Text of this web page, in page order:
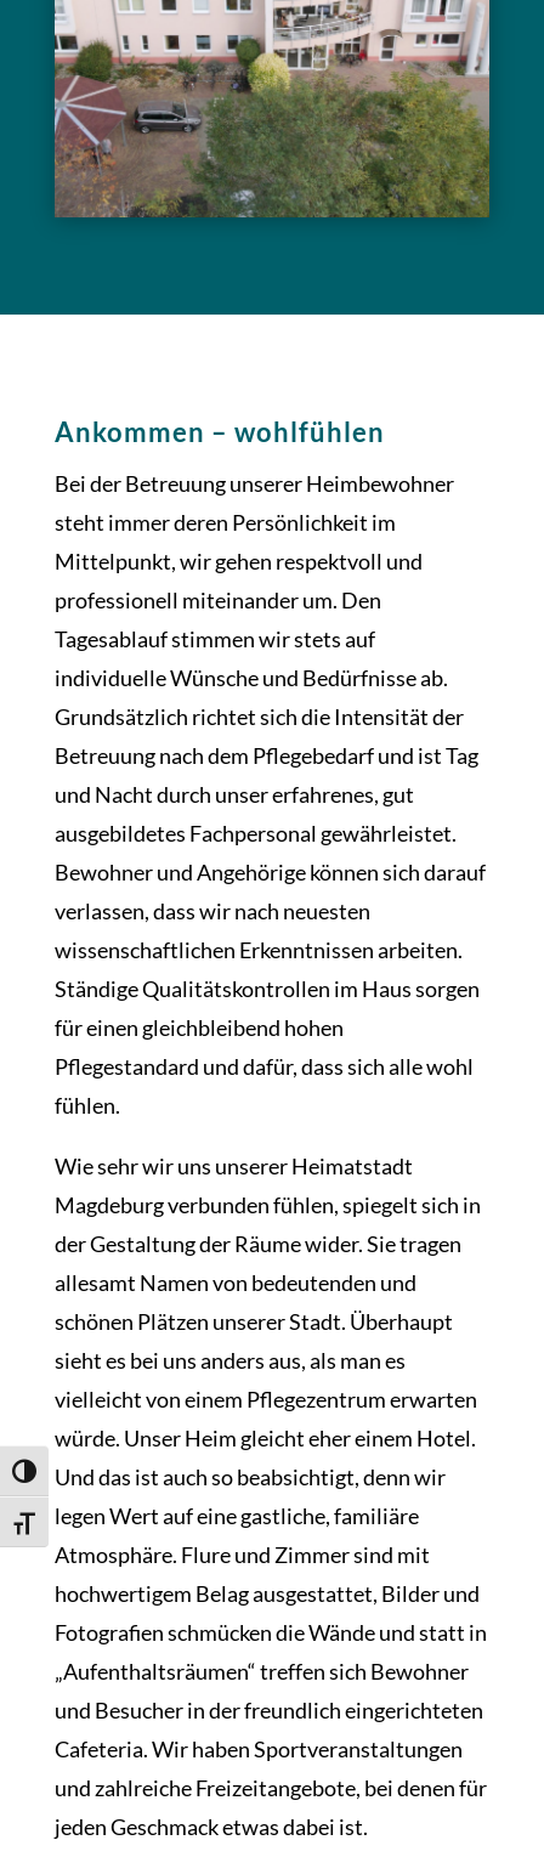
Umschalten auf hohe Kontraste
Schrift vergrößern
Ankommen – wohlfühlen
Bei der Betreuung unserer Heimbewohner
steht immer deren Persönlichkeit im
Mittelpunkt, wir gehen respektvoll und
professionell miteinander um. Den
Tagesablauf stimmen wir stets auf
individuelle Wünsche und Bedürfnisse ab.
Grundsätzlich richtet sich die Intensität der
Betreuung nach dem Pflegebedarf und ist Tag
und Nacht durch unser erfahrenes, gut
ausgebildetes Fachpersonal gewährleistet.
Bewohner und Angehörige können sich darauf
verlassen, dass wir nach neuesten
wissenschaftlichen Erkenntnissen arbeiten.
Ständige Qualitätskontrollen im Haus sorgen
für einen gleichbleibend hohen
Pflegestandard und dafür, dass sich alle wohl
fühlen.
Wie sehr wir uns unserer Heimatstadt
Magdeburg verbunden fühlen, spiegelt sich in
der Gestaltung der Räume wider. Sie tragen
allesamt Namen von bedeutenden und
schönen Plätzen unserer Stadt. Überhaupt
sieht es bei uns anders aus, als man es
vielleicht von einem Pflegezentrum erwarten
würde. Unser Heim gleicht eher einem Hotel.
Und das ist auch so beabsichtigt, denn wir
legen Wert auf eine gastliche, familiäre
Atmosphäre. Flure und Zimmer sind mit
hochwertigem Belag ausgestattet, Bilder und
Fotografien schmücken die Wände und statt in
„Aufenthaltsräumen“ treffen sich Bewohner
und Besucher in der freundlich eingerichteten
Cafeteria. Wir haben Sportveranstaltungen
und zahlreiche Freizeitangebote, bei denen für
jeden Geschmack etwas dabei ist.